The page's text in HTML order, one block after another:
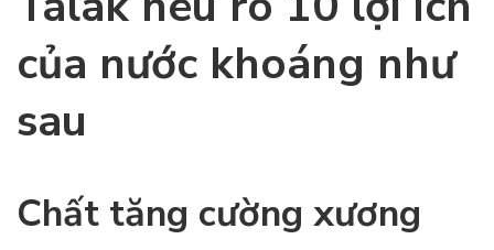
của nước khoáng như
sau
Chất tăng cường xương